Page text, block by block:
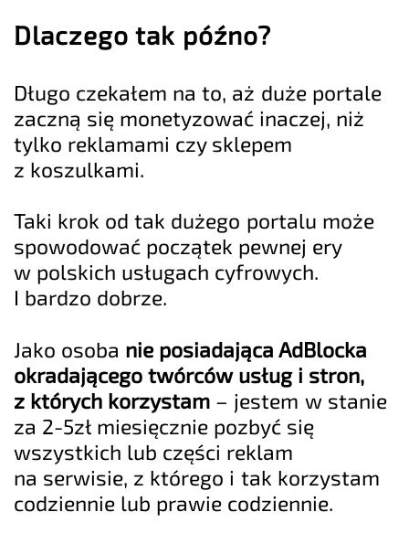
Dlaczego tak późno?
Długo czekałem na to, aż duże portale
zaczną się monetyzować inaczej, niż
tylko reklamami czy sklepem
z koszulkami.
Taki krok od tak dużego portalu może
spowodować początek pewnej ery
w polskich usługach cyfrowych.
I bardzo dobrze.
Jako osoba nie posiadająca AdBlocka
okradającego twórców usług i stron,
z których korzystam – jestem w stanie
za 2-5zł miesięcznie pozbyć się
wszystkich lub części reklam
na serwisie, z którego i tak korzystam
codziennie lub prawie codziennie.